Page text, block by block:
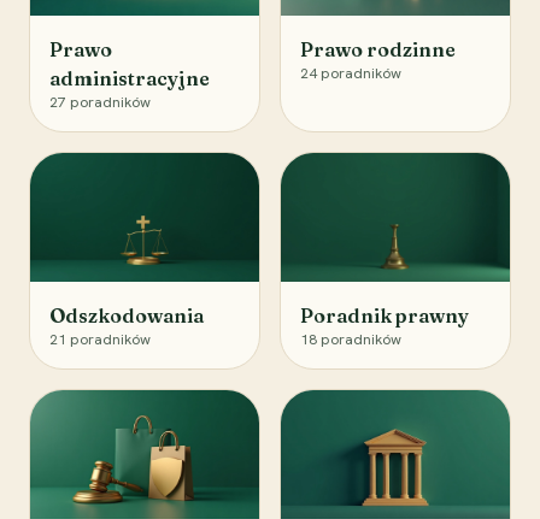
Prawo
administracyjne
27 poradników
Prawo rodzinne
24 poradników
Odszkodowania
21 poradników
Poradnik prawny
18 poradników